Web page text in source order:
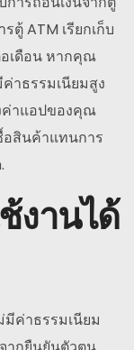
ตู้ ATM เรียกเก็บ
อเดือน หากคุณ
าธรรมเนียมสูง
ค่าแอปของคุณ
สินค้าแทนการ
งานได้
ค่าธรรมเนียม